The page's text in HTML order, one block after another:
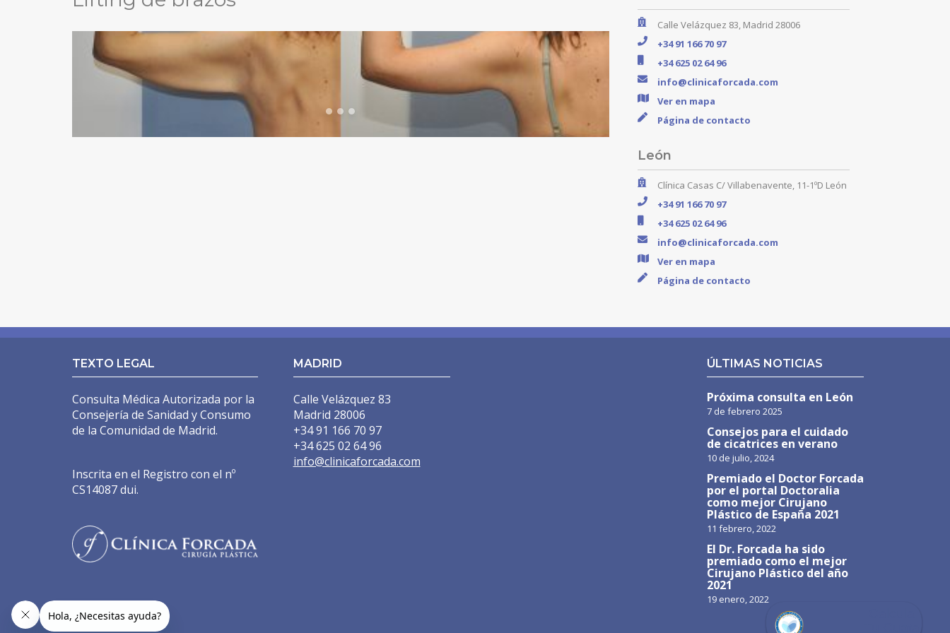
RINOPLASTIA ULTRASÓNICA
BLEFAROPLASTIA
IMPLANTES FACIALES
MASTOPEXIA EN L
CIRUGÍA SECUNDARIA
MASTOPEXIA (ELEVACIÓN MAMARIA CON PRÓTESIS)
MASTOPEXIA (REDUCCIÓN MAMARIA SIN PRÓTESIS)
GINECOMASTIA
LÁSER URGOTOUCH
CIRUGÍA CORPORAL
LIPOSUCCIÓN EN MADRID
Calle Velázquez 83, Madrid 28006
+34 91 166 70 97
+34 625 02 64 96
info@clinicaforcada.com
Ver en mapa
Página de contacto
León
Clínica Casas C/ Villabenavente, 11-1ºD León
+34 91 166 70 97
+34 625 02 64 96
info@clinicaforcada.com
Ver en mapa
Página de contacto
TEXTO LEGAL
Consulta Médica Autorizada por la
Consejería de Sanidad y Consumo
de la Comunidad de Madrid.
Inscrita en el Registro con el nº
CS14087 dui.
MADRID
Calle Velázquez 83
Madrid 28006
+34 91 166 70 97
+34 625 02 64 96
info@clinicaforcada.com
ÚLTIMAS NOTICIAS
Próxima consulta en León
7 de febrero 2025
Consejos para el cuidado
de cicatrices en verano
10 de julio, 2024
Premiado el Doctor Forcada
por el portal Doctoralia
como mejor Cirujano
Plástico de España 2021
11 febrero, 2022
El Dr. Forcada ha sido
premiado como el mejor
Cirujano Plástico del año
2021
19 enero, 2022